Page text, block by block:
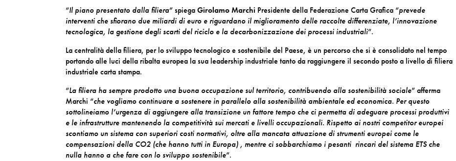
“Il piano presentato dalla filiera” spiegaGirolamo Marchi Presidente della Federazione Carta Grafica “prevede
interventi che sfiorano due miliardi di euro e riguardano il miglioramento delle raccolte differenziate, l’innovazione
tecnologica, la gestione degli scarti del riciclo e la decarbonizzazione dei processi industriali”.
La centralità della filiera, per losviluppo tecnologico e sostenibile del Paese, è un percorso che si è consolidato nel tempo
portando alle luci della ribalta europea la sua leadership industriale tanto da raggiungere il secondo posto a livello di filiera
industriale carta stampa.
“La filiera ha sempre prodotto una buona occupazione sul territorio, contribuendo alla sostenibilità sociale” afferma
Marchi “che vogliamo continuare a sostenere in parallelo alla sostenibilità ambientale ed economica. Per questo
sottolineiamo l’urgenza di aggiungere alla transizione un fattore tempo che ci permetta di adeguare processi produttivi
e le infrastrutture mantenendo la competitività sui mercati e livelli occupazionali. Rispetto ai nostri competitor europei
scontiamo un sistema con superiori costi normativi, oltre alla mancata attuazione di strumenti europei come le
compensazioni della CO2 (che hanno tutti in Europa) , mentre ci sobbarchiamo i pesanti rincari del sistema ETS che
nulla hanno a che fare con lo sviluppo sostenibile”.